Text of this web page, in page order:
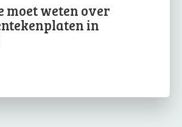
moet weten over
in